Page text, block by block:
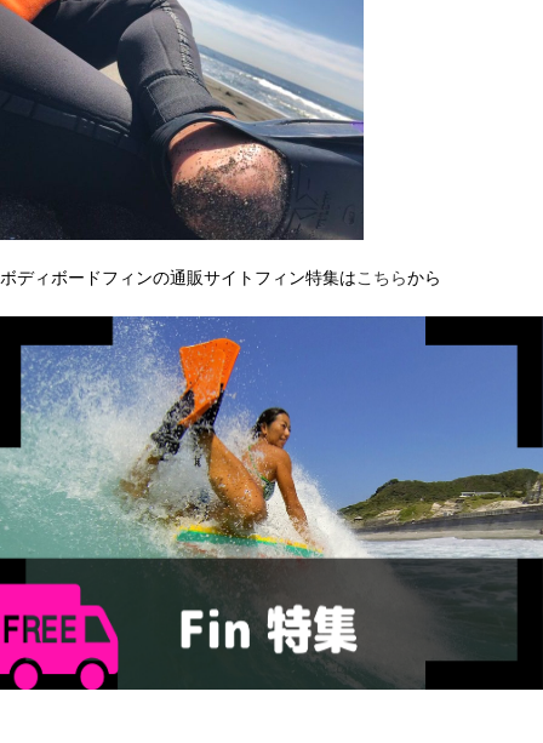
ボディボードフィンの通販サイトフィン特集はこちらから